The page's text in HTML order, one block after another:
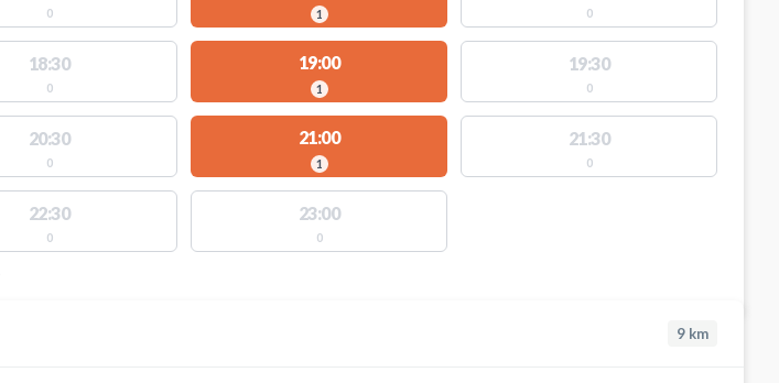
0 1 0
18:30
0
19:00
1
19:30
0
20:30
0
21:00
1
21:30
0
22:30
0
23:00
0
9 km